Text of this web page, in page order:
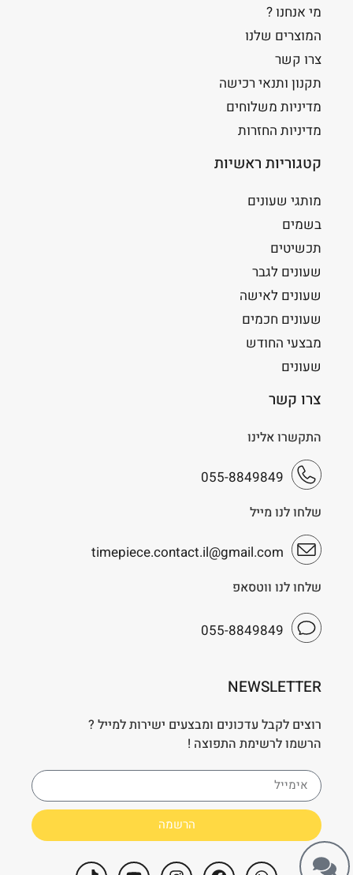
מי אנחנו ?
המוצרים שלנו
צרו קשר
תקנון ותנאי רכישה
מדיניות משלוחים
מדיניות החזרות
קטגוריות ראשיות
מותגי שעונים
בשמים
תכשיטים
שעונים לגבר
שעונים לאישה
שעונים חכמים
מבצעי החודש
שעונים
צרו קשר
התקשרו אלינו
055-8849849
שלחו לנו מייל
timepiece.contact.il@gmail.com
שלחו לנו ווטסאפ
055-8849849
NEWSLETTER
רוצים לקבל עדכונים ומבצעים ישירות למייל ?
הרשמו לרשימת התפוצה !
הרשמה